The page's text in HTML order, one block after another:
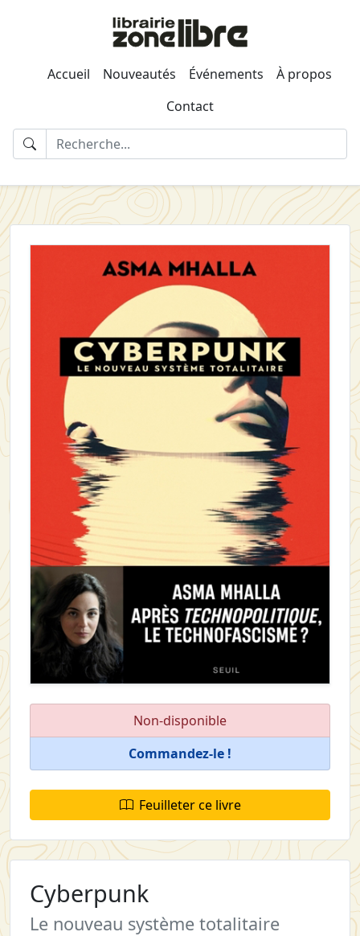
Accueil Nouveautés Événements
À propos
Contact
Non-disponible
Commandez-le !
Feuilleter ce livre
Cyberpunk
Le nouveau système totalitaire